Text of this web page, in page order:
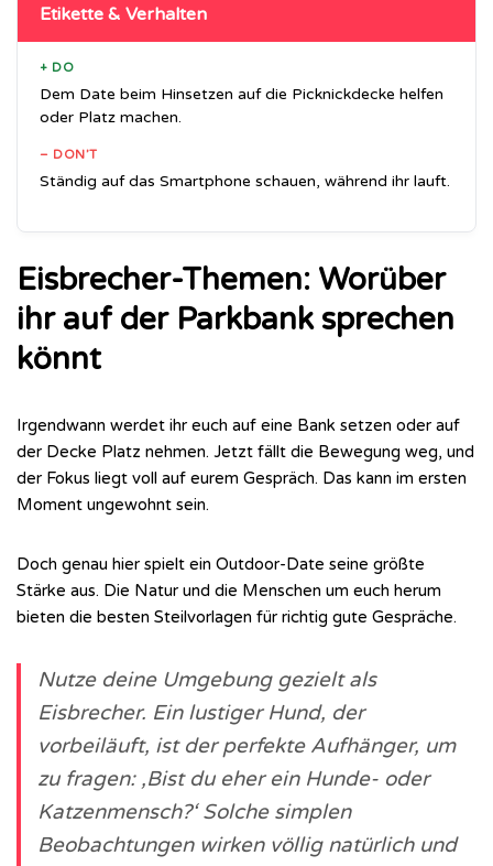
Etikette & Verhalten
+ DO
Dem Date beim Hinsetzen auf die Picknickdecke helfen
oder Platz machen.
– DON’T
Ständig auf das Smartphone schauen, während ihr lauft.
Eisbrecher-Themen: Worüber
ihr auf der Parkbank sprechen
könnt
Irgendwann werdet ihr euch auf eine Bank setzen oder auf
der Decke Platz nehmen. Jetzt fällt die Bewegung weg, und
der Fokus liegt voll auf eurem Gespräch. Das kann im ersten
Moment ungewohnt sein.
Doch genau hier spielt ein Outdoor-Date seine größte
Stärke aus. Die Natur und die Menschen um euch herum
bieten die besten Steilvorlagen für richtig gute Gespräche.
Nutze deine Umgebung gezielt als
Eisbrecher. Ein lustiger Hund, der
vorbeiläuft, ist der perfekte Aufhänger, um
zu fragen: ‚Bist du eher ein Hunde- oder
Katzenmensch?‘ Solche simplen
Beobachtungen wirken völlig natürlich und